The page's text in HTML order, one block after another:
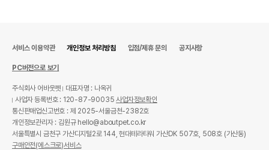
서비스 이용약관 개인정보 처리방침 입점/제휴 문의 공지사항
PC버전으로 보기
주식회사 어바웃펫
대표자명 : 나옥귀
사업자 등록번호 : 120-87-90035사업자정보확인
통신판매업신고번호 : 제 2025-서울금천-2382호
개인정보관리자 : 김원규 hello@aboutpet.co.kr
서울특별시 금천구 가산디지털2로 144, 현대테라타워 가산DK 507호, 508호 (가산동)
구매안전(에스크로)서비스